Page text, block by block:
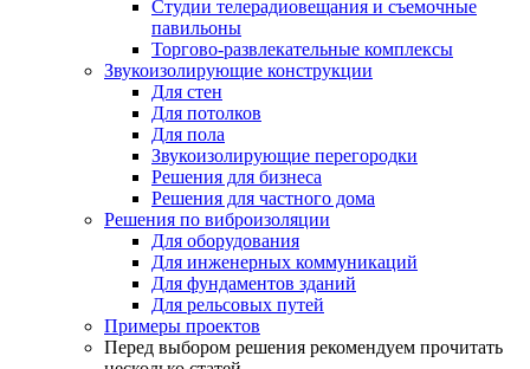
Студии телерадиовещания и съемочные
павильоны
Торгово-развлекательные комплексы
Звукоизолирующие конструкции
Для стен
Для потолков
Для пола
Звукоизолирующие перегородки
Решения для бизнеса
Решения для частного дома
Решения по виброизоляции
Для оборудования
Для инженерных коммуникаций
Для фундаментов зданий
Для рельсовых путей
Примеры проектов
Перед выбором решения рекомендуем прочитать